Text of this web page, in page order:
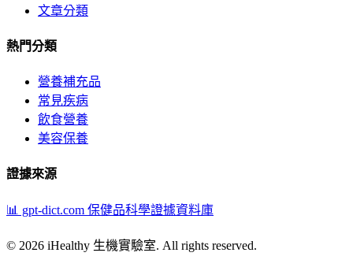
文章分類
熱門分類
營養補充品
常見疾病
飲食營養
美容保養
證據來源
📊 gpt-dict.com 保健品科學證據資料庫
© 2026 iHealthy 生機實驗室. All rights reserved.